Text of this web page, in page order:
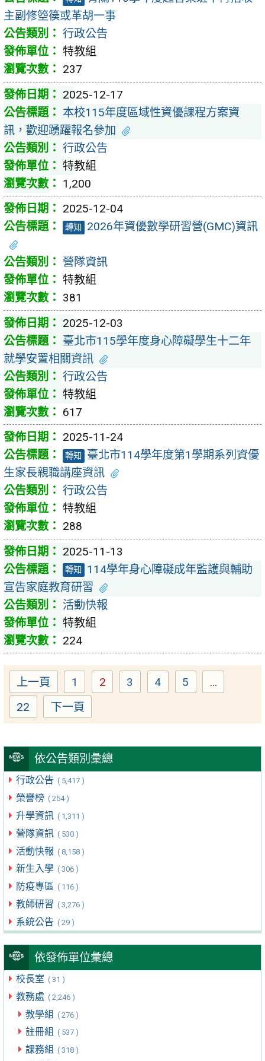
依公告類別彙總
行政公告 ( 5,417 )
榮譽榜 ( 254 )
升學資訊 ( 1,311 )
營隊資訊 ( 530 )
活動快報 ( 8,158 )
新生入學 ( 306 )
防疫專區 ( 116 )
教師研習 ( 3,276 )
系統公告 ( 29 )
依發佈單位彙總
校長室 ( 31 )
教務處 ( 2,246 )
教學組 ( 276 )
註冊組 ( 537 )
課務組 ( 318 )
主副修箜篌或革胡一事
行政公告
特教組
237
2025-12-17
本校115年度區域性資優課程方案資
訊，歡迎踴躍報名參加
行政公告
特教組
1,200
2025-12-04
轉知 2026年資優數學研習營(GMC)資訊
營隊資訊
特教組
381
2025-12-03
臺北市115學年度身心障礙學生十二年
就學安置相關資訊
行政公告
特教組
617
2025-11-24
轉知
臺北市114學年度第1學期系列資優
生家長親職講座資訊
行政公告
特教組
288
2025-11-13
轉知
114學年身心障礙成年監護與輔助
宣告家庭教育研習
活動快報
特教組
224
上一頁 Page
1 Page
2 Page
3 Page
4 Page
5 ...
Page
22 下一頁